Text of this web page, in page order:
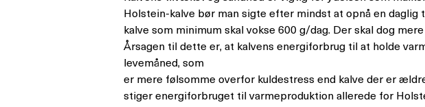
Holstein-kalve bør man sigte efter mindst at opnå en
kalve som minimum skal vokse 600 g/dag. Der skal dog
Årsagen til dette er, at kalvens energiforbrug til at holde
levemåned, som
er mere følsomme overfor kuldestress end kalve der er
stiger energiforbruget til varmeproduktion allerede for